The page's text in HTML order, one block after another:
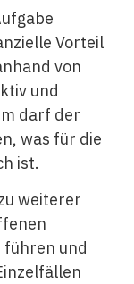
Vorteil
von
und
darf der
was für die
ist.
weiterer
führen und